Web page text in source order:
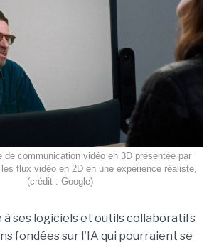
de communication vidéo en 3D présentée par
flux vidéo en 2D en une expérience réaliste,
(crédit : Google)
ses logiciels et outils collaboratifs
fondées sur l'IA qui pourraient se